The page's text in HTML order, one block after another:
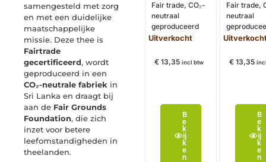
samengesteld met zorg
en met een duidelijke
maatschappelijke
missie. Deze thee is
Fairtrade
gecertificeerd, wordt
geproduceerd in een
CO₂-neutrale fabriek in
Sri Lanka en draagt bij
aan de Fair Grounds
Foundation, die zich
inzet voor betere
leefomstandigheden in
theelanden.
Fair trade, CO₂-
neutraal
geproduceerd
Uitverkocht
€ 13,35 incl btw
B
e
k
ij
k
e
n
Fair trade,
neutraal
€13,35
B
e
k
ij
k
e
n